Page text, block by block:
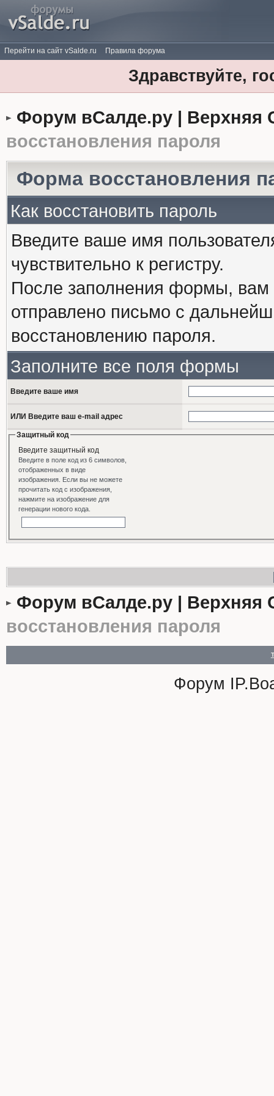
Перейти на сайт vSalde.ru Правила форума
Здравствуйте,
Форум вСалде.ру | Верхняя
восстановления пароля
Форма восстановления
Как восстановить пароль
Введите ваше имя
чувствительно к регистру.
После заполнения формы, вам
отправлено письмо с
восстановлению пароля.
Заполните все поля формы
Введите ваше имя
ИЛИ Введите ваш e-mail адрес
Защитный код
Введите защитный код
Введите в поле код из 6 символов,
отображенных в виде
изображения. Если вы не можете
прочитать код с изображения,
нажмите на изображение для
генерации нового кода.
Форум вСалде.ру | Верхняя
восстановления пароля
Форум